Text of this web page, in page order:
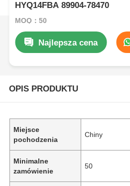
HYQ14FBA 89904-78470
MOQ：50
Najlepsza cena
OPIS PRODUKTU
Miejsce
pochodzenia
Chiny
Minimalne
zamówienie
50